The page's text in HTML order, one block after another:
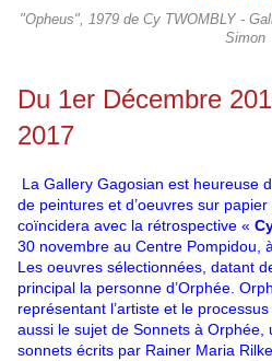
"Opheus", 1979 de Cy TWOMBLY -
Simon
Du 1er Décembre
2017
La Gallery Gagosian est heureuse
de peintures et d’oeuvres sur papier
coïncidera avec la rétrospective «
30 novembre au Centre Pompidou,
Les oeuvres sélectionnées, datant
principal la personne d’Orphée.
représentant l’artiste et le
aussi le sujet de Sonnets à Orphée,
sonnets écrits par Rainer Maria